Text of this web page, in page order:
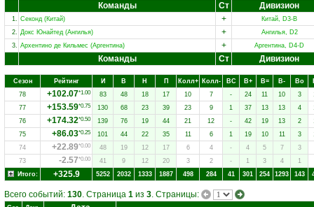
Команды
Ст Дивизион
1. Секонд (Китай) +
Китай, D3-B
2. Докс Юнайтед (Ангилья) +
Ангилья, D2
3. Архентино де Кильмес (Аргентина) + Аргентина, D4-D
Команды Ст Дивизион
Сезон Рейтинг И В Н П Колл+ Колл- ВC В+ В= В- Вo
78
+102.07*1.00 83 48 18 17 10 7 - 24 11 10 3
77
+153.59*0.75 130 68 23 39 23 9 1 37 13 13 4
76
+174.32*0.50 139 76 19 44 21 12 - 42 19 13 2
75
+86.03*0.25 101 44 22 35 11 6 1 19 10 11 3
74
+22.89*0.00 48 19 12 17 6 4 - 4 5 7
3
73
-2.57*0.00 41 9 12 20 3 2 - 1 3 4
1
Итого:
+325.9 5252 2032 1333 1887 498 284 41 301 254 1293 143
Всего событий: 130. Страница 1 из 3. Страницы: